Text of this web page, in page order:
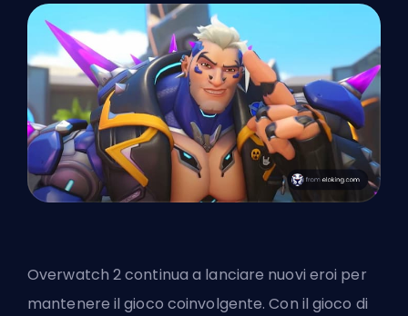
Overwatch 2 continua a lanciare nuovi eroi per
mantenere il gioco coinvolgente. Con il gioco di